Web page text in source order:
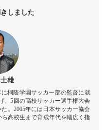
しました
雄
に桐蔭学園サッカー部の監督に就
、5回の高校サッカー選手権大会
。2005年には日本サッカー協会
高校生まで育成年代を幅広く指